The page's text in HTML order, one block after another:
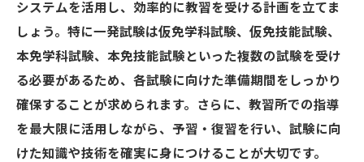
システムを活用し、効率的に教習を受ける計画を立てま
しょう。特に一発試験は仮免学科試験、仮免技能試験、
本免学科試験、本免技能試験といった複数の試験を受け
る必要があるため、各試験に向けた準備期間をしっかり
確保することが求められます。さらに、教習所での指導
を最大限に活用しながら、予習・復習を行い、試験に向
けた知識や技術を確実に身につけることが大切です。